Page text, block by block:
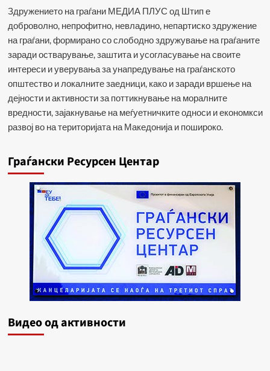
Здружението на граѓани МЕДИА ПЛУС од Штип е
доброволно, непрофитно, невладино, непартиско здружение
на граѓани, формирано со слободно здружување на граѓаните
заради остварување, заштита и усогласување на своите
интереси и уверувања за унапредување на граѓанското
општество и локалните заедници, како и заради вршење на
дејности и активности за поттикнување на моралните
вредности, зајакнување на меѓуетничките односи и економкси
развој во на територијата на Македонија и пошироко.
Граѓански Ресурсен Центар
Видеo од активности